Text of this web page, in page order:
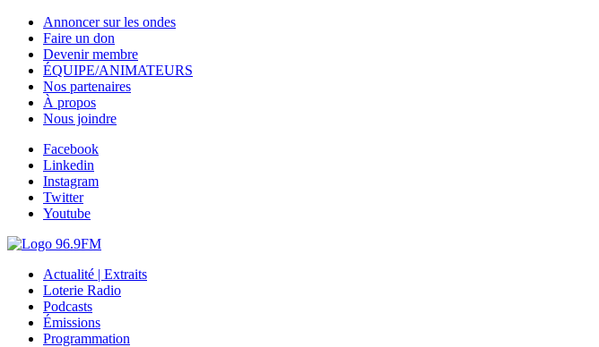
Annoncer sur les ondes
Faire un don
Devenir membre
ÉQUIPE/ANIMATEURS
Nos partenaires
À propos
Nous joindre
Facebook
Linkedin
Instagram
Twitter
Youtube
Actualité | Extraits
Loterie Radio
Podcasts
Émissions
Programmation